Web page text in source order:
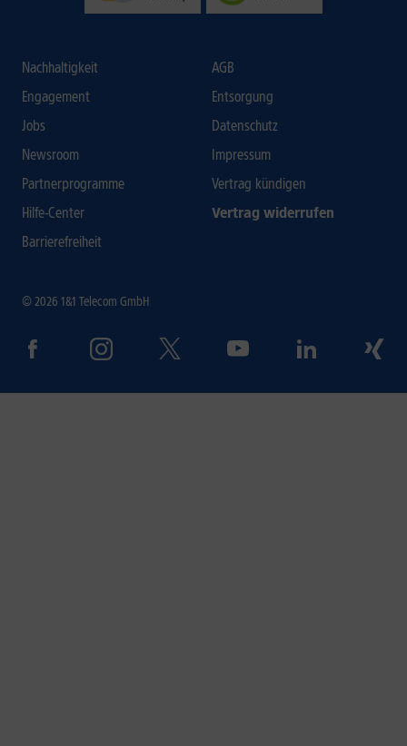
Nachhaltigkeit
Engagement
Jobs
Newsroom
Partnerprogramme
Hilfe-Center
Barrierefreiheit
AGB
Entsorgung
Datenschutz
Impressum
Vertrag kündigen
Vertrag widerrufen
© 2026 1&1 Telecom GmbH